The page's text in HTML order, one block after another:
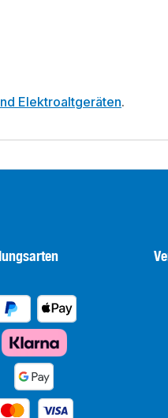
Elektroaltgeräten.